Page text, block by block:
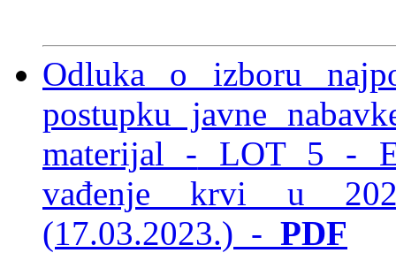
Odluka o izboru
postupku javne
materijal - LOT 5 -
vađenje krvi u
(17.03.2023.) - PDF